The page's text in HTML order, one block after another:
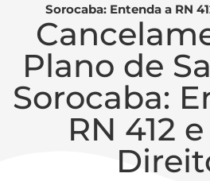
Sorocaba: Entenda a RN
Plano de
Sorocaba:
RN 412